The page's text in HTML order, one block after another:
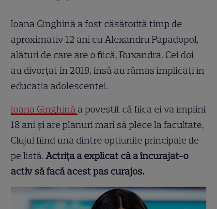
Ioana Ginghină a fost căsătorită timp de
aproximativ 12 ani cu Alexandru Papadopol,
alături de care are o fiică, Ruxandra. Cei doi
au divorțat în 2019, însă au rămas implicați în
educația adolescentei.
Ioana Ginghină a povestit că fiica ei va împlini
18 ani și are planuri mari să plece la facultate,
Clujul fiind una dintre opțiunile principale de
pe listă.Actrița a explicat că a încurajat-o
activ să facă acest pas curajos.